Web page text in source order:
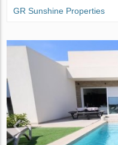
GR Sunshine Properties